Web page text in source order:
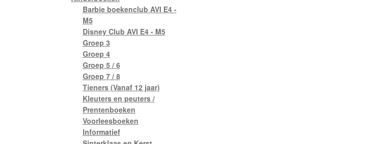
Barbie boekenclub AVI E4 -
M5
Disney Club AVI E4 - M5
Groep 3
Groep 4
Groep 5 / 6
Groep 7 / 8
Tieners (Vanaf 12 jaar)
Kleuters en peuters /
Prentenboeken
Voorleesboeken
Informatief